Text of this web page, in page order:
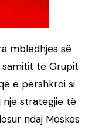
mbledhjes së
të Grupit
e përshkroi si
një strategjie të
ndaj Moskës